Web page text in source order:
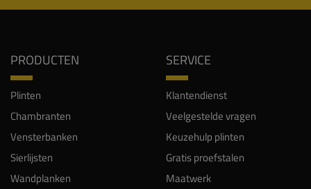
PRODUCTEN
Plinten
Chambranten
Vensterbanken
Sierlijsten
Wandplanken
SERVICE
Klantendienst
Veelgestelde vragen
Keuzehulp plinten
Gratis proefstalen
Maatwerk